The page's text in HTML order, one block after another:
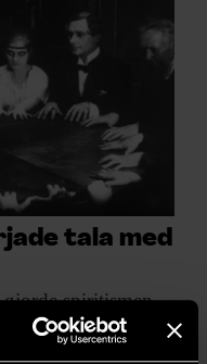
tala med
spiritismen